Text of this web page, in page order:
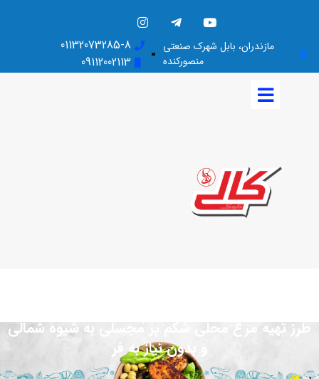
مازندران، بابل شهرک صنعتی
منصورکنده
01132073285-8
09112002113
طرز تهیه مرغ محلی شکم پر مجسلی به شیوه شمالی
و بدون نیاز به فر